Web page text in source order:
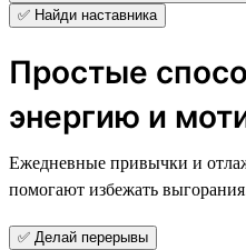
✅ Найди наставника
Простые
энергию и
Ежедневные привычки и
помогают избежать
✅ Делай перерывы